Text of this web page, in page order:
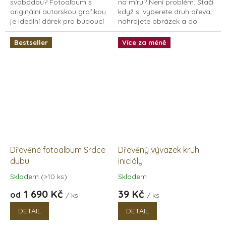
hvězdiček.
svobodou? Fotoalbum s
originální autorskou grafikou
je ideální dárek pro budoucí
nevěstu. Díky albu může mít
nevěsta z rozlučky krásnou
vzpomínku,...
hvězdiček.
na míru? Není problém. Stačí
když si vyberete druh dřeva,
nahrajete obrázek a do
poznámky uvedete jak si jej
představujete na album
umístit, nebo...
Bestseller
Dřevěné fotoalbum Srdce
dubu
Průměrné
produktu
5,0
Skladem (>10 ks)
od 1 690 Kč / ks
DETAIL
Více za méně
Dřevěný vývazek kruh
iniciály
Průměrné
produktu
5,0
Skladem
39 Kč / ks
DETAIL